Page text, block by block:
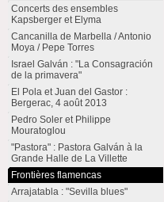
Concerts des ensembles
Kapsberger et Elyma
Cancanilla de Marbella / Antonio
Moya / Pepe Torres
Israel Galván : "La Consagración
de la primavera"
El Pola et Juan del Gastor :
Bergerac, 4 août 2013
Pedro Soler et Philippe
Mouratoglou
"Pastora" : Pastora Galván à la
Grande Halle de La Villette
Frontières flamencas
Arrajatabla : "Sevilla blues"